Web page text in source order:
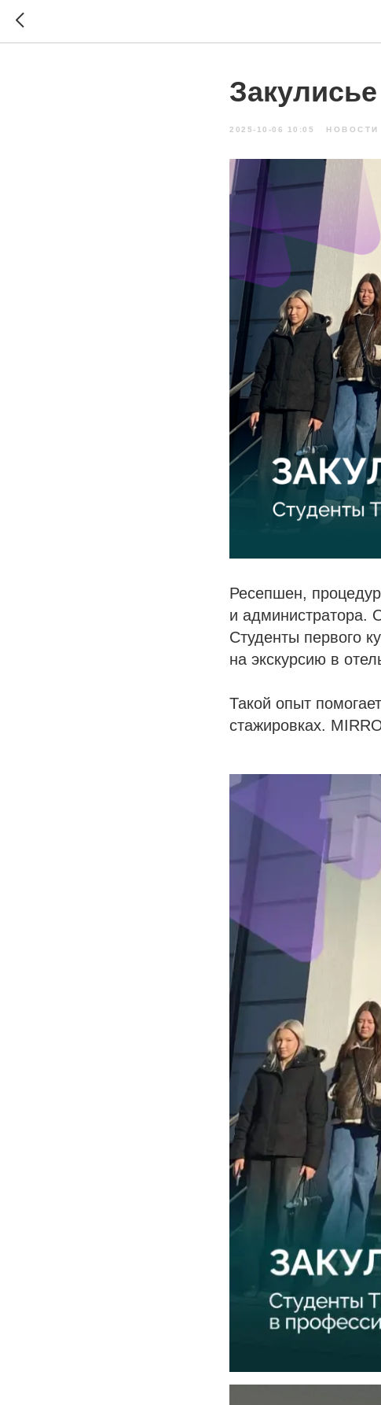
2025-10-06 10:05 НОВОСТИ
Ресепшен,
и администратора.
Студенты первого
на экскурсию в
Такой опыт
стажировках.